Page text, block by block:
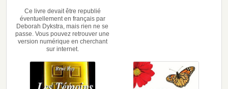
Ce livre devait être republié
éventuellement en français par
Deborah Dykstra, mais rien ne se
passe. Vous pouvez retrouver une
version numérique en cherchant
sur internet.